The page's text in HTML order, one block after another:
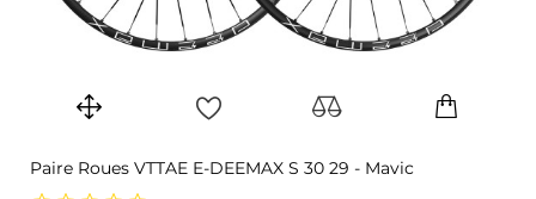
Paire Roues VTTAE E-DEEMAX S 30 29 - Mavic